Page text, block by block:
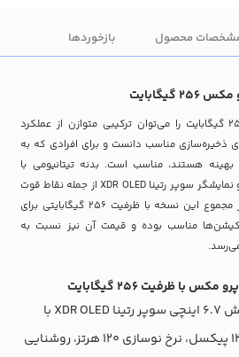
محصول بازخوردها
پرو مکس 256 گیگابایت را می‌توان ترکیبی متوازن از عملکرد
ذخیره‌سازی مناسب دانست و برای افرادی که به
هستند، مناسب است. بدنه تیتانیومی با
رنگ‌های جذاب، تراشه A17 Pro و نمایشگر سوپر رتینا XDR OLED از جمله نقاط قوت
این گوشی به حساب می‌آید. در مجموع این نسخه با ظرفیت 256 گیگابایتی برای
مناسب بوده و قیمت آن نیز نسبت به
نمایشگر: صفحه نمایش 6.7 اینچی سوپر رتینا XDR OLED با
رزولوشن 2796 × 1290 پیکسل، نرخ نوسازی 120 هرتز، روشنایی